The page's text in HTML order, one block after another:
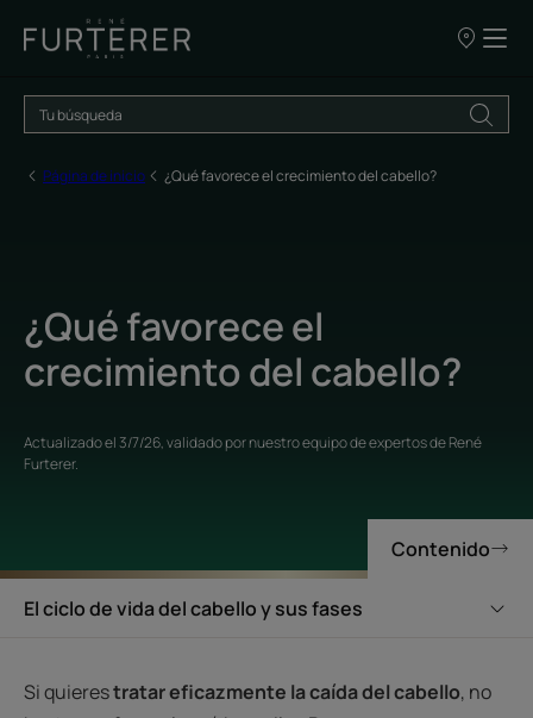
NUESTROS
VENTA
Página de inicio ¿Qué favorece el crecimiento del cabello?
¿Qué favorece el
crecimiento del cabello?
Actualizado el3/7/26, validado pornuestro equipo de expertos de René
Furterer.
Contenido
El ciclo de vida del cabello y sus fases
Si quierestratar eficazmente la caída del cabello, no